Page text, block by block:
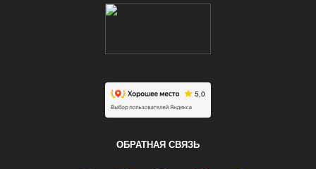
ОБРАТНАЯ СВЯЗЬ